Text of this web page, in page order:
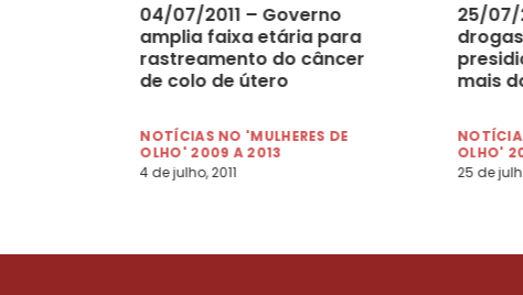
04/07/2011 – Governo
amplia faixa etária para
rastreamento do câncer
de colo de útero
NOTÍCIAS NO 'MULHERES DE
OLHO' 2009 A 2013
4 de julho, 2011
25/07/
mais
OLHO'
25 de